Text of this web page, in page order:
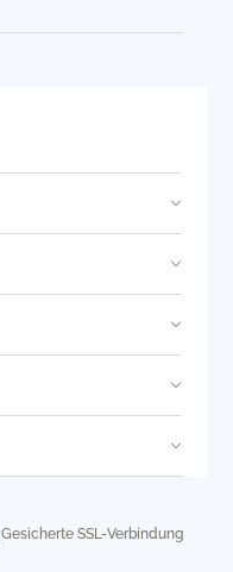
Gesicherte SSL-Verbindung